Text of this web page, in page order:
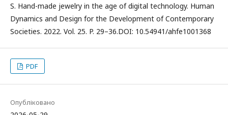
S. Hand-made jewelry in the age of digital technology. Human
Dynamics and Design for the Development of Contemporary
Societies. 2022. Vol. 25. P. 29–36.DOI: 10.54941/ahfe1001368
PDF
Опубліковано